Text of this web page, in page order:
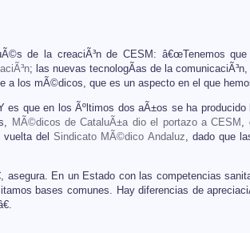
de la creaciÃ³n de CESM: â€œTenemos
; las nuevas tecnologÃ­as de la
los mÃ©dicos, que es un aspecto en el que
que en los Ãºltimos dos aÃ±os se ha producido
MÃ©dicos de CataluÃ±a dio el portazo a CESM ,
del Sindicato MÃ©dico Andaluz, dado que
asegura. En un Estado con las competencias
bases comunes. Hay diferencias de